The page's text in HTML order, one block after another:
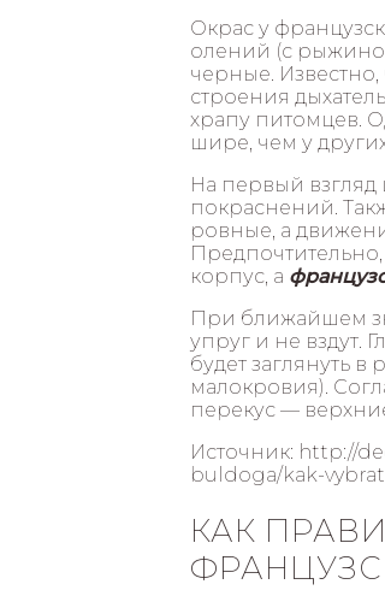
Окрас у
олений (с
черные.
строения
храпу питомцев.
шире, чем у
На первый взгляд
покраснений.
ровные, а
корпус, а
При ближайшем
упруг и не вздут.
будет заглянуть
малокровия).
перекус —
Источник: http://
buldoga/kak-
КАК